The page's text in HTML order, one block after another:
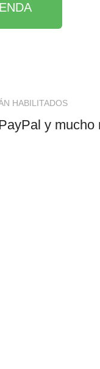
HABILITADOS
y mucho